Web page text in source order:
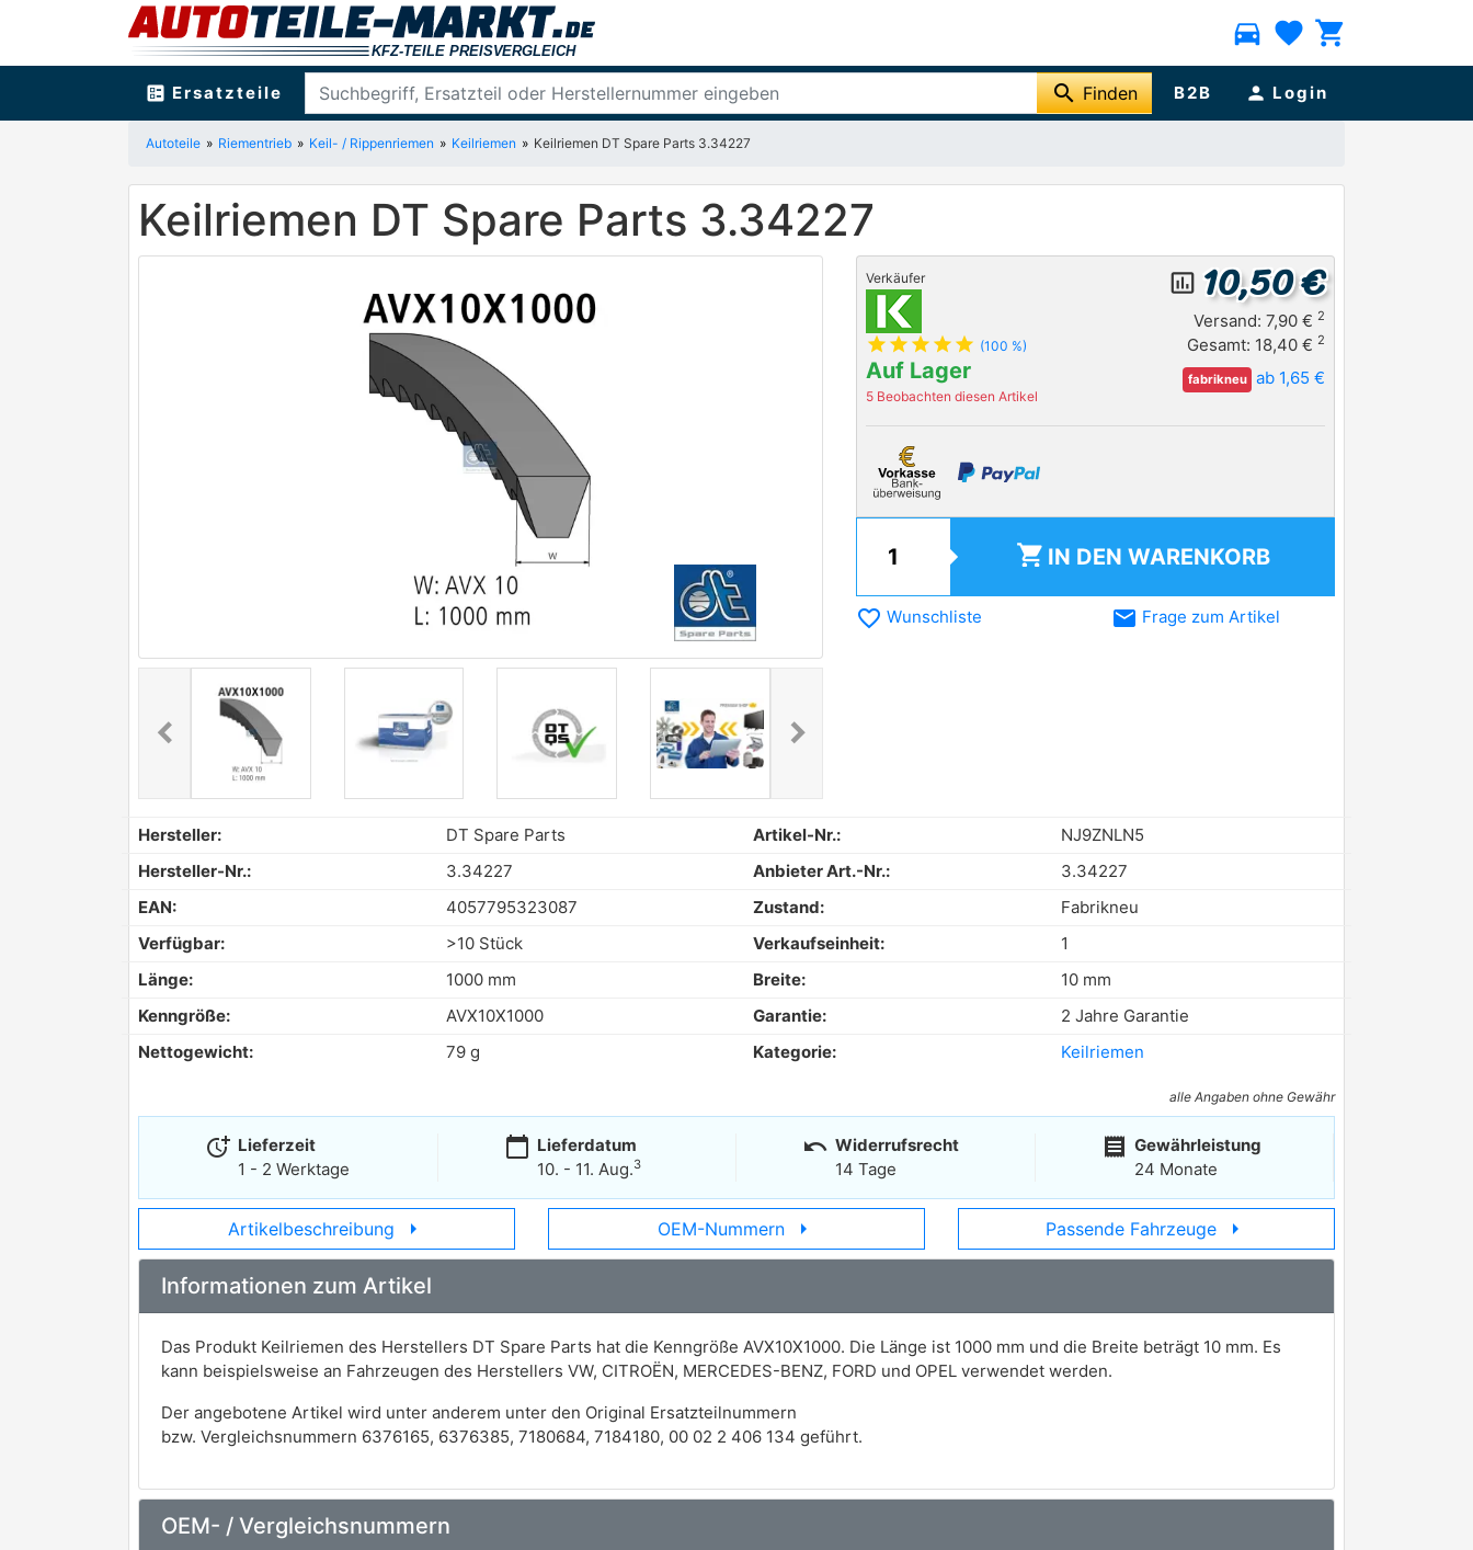
directions_car favorite shopping_cart
ballot Ersatzteile search Finden B2B person Login
Autoteile Riementrieb Keil- / Rippenriemen Keilriemen Keilriemen DT Spare Parts 3.34227
Keilriemen DT Spare Parts 3.34227
chevron_leftPrevious chevron_right
Next
Verkäufer
star star star star star (100 %)
Auf Lager
5 Beobachten diesen Artikel
insert_chart_outlined 10,50 €
Versand: 7,90 € 2
Gesamt: 18,40 € 2
fabrikneu ab 1,65 €
shopping_cart IN DEN WARENKORB
favorite_border Wunschliste email Frage zum Artikel
Hersteller: DT Spare Parts Artikel-Nr.:
NJ9ZNLN5
Hersteller-Nr.:
3.34227 Anbieter Art.-Nr.:
3.34227
EAN:
4057795323087 Zustand:
Fabrikneu
Verfügbar:
>10 Stück Verkaufseinheit:
1
Länge:
1000 mm Breite:
10 mm
Kenngröße:
AVX10X1000 Garantie:
2 Jahre Garantie
Nettogewicht:
79 g Kategorie: Keilriemen
alle Angaben ohne Gewähr
more_time Lieferzeit
1 - 2 Werktage
calendar_today Lieferdatum
10. - 11. Aug.3
undo Widerrufsrecht
14 Tage
receipt Gewährleistung
24 Monate
Artikelbeschreibung arrow_right OEM-Nummern arrow_right Passende Fahrzeuge arrow_right
Informationen zum Artikel
Das Produkt Keilriemen des Herstellers DT Spare Parts hat die Kenngröße AVX10X1000. Die Länge ist 1000 mm und die Breite beträgt 10 mm. Es
kann beispielsweise an Fahrzeugen des Herstellers VW, CITROËN, MERCEDES-BENZ, FORD und OPEL verwendet werden.
Der angebotene Artikel wird unter anderem unter den Original Ersatzteilnummern
bzw. Vergleichsnummern 6376165, 6376385, 7180684, 7184180, 00 02 2 406 134 geführt.
OEM- / Vergleichsnummern